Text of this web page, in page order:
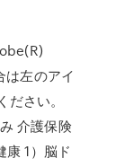
は左のアイ
さい。
介護保険
1）脳ド